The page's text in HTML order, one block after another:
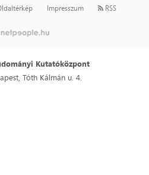
Impresszum RSS
Kutatóközpont
Tóth Kálmán u. 4.